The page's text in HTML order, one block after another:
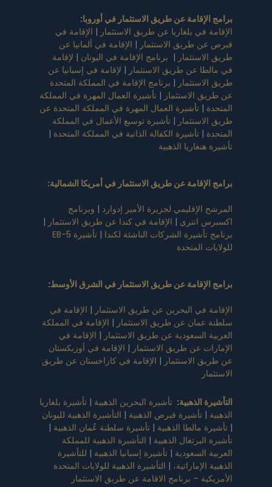
برامج الإقامة عن طريق الاستثمار في أوروبا:
الإقامة في بلغاريا عن طريق الاستثمار | الإقامة في
قبرص عن طريق الاستثمار | الإقامة في ألمانيا عن
طريق الاستثمار | برنامج الإقامة في اليونان | لإقامة
في مالطا عن طريق الاستثمار | لإقامة في إسبانيا عن
طريق الاستثمار | برنامج الإقامة في المملكة المتحدة
عن طريق الاستثمار | تأشيرة العمال المهرة في المملكة
المتحدة | تأشيرة العمال المهرة في المملكة المتحدة عن
طريق الاستثمار | تأشيرة توسيع الأعمال في المملكة
المتحدة | تأشيرة الكفالة الذاتية في المملكة المتحدة |
تأشيرة هنغاريا الذهبية
برامج الإقامة عن طريق الاستثمار في أمريكا الشمالية:
المرشح الإقليمي لجزيرة الأمير إدوارد | وبرنامج
اكسبرس انتري | الإقامة في كندا عن طريق الاستثمار |
برنامج تأشيرة الشركات الناشئة لكندا |
تأشيرة EB-5
للولايات المتحدة
برامج الإقامة عن طريق الاستثمار في الشرق الأوسط:
الإقامة في البحرين عن طريق الاستثمار | الإقامة في
سلطنة عمان عن طريق الاستثمار | الإقامة في المملكة
العربية السعودية عن طريق الاستثمار | الإقامة في
الإمارات عن طريق الاستثمار | الإقامة في أوزبكستان
عن طريق الاستثمار | الإقامة في كازاخستان عن طريق
الاستثمار
التأشيرة الذهبية: تأشيرة البحرين الذهبية | تأشيرة بلغاريا
الذهبية | تأشيرة قبرص الذهبية | التأشيرة الذهبية لليونان
| تأشيرة مالطا الذهبية | تأشيرة سلطنة عُمان الذهبية |
تأشيرة البرتغال الذهبية | التأشيرة الذهبية للمملكة
العربية السعودية | تأشيرة إسبانيا الذهبية | للتأشيرة
الذهبية الإماراتية، | التأشيرة الذهبية للولايات المتحدة
الأمريكية – برنامج الاقامة عن طريق الاستثمار